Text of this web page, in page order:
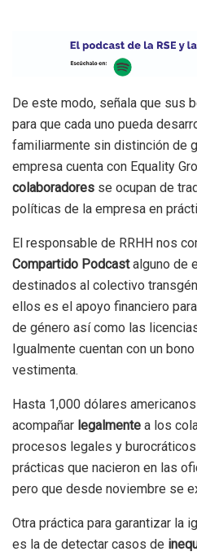
De este modo, señala que sus
para que cada uno pueda
familiarmente sin distinción de
empresa cuenta con Equality
colaboradores se ocupan de
políticas de la empresa en
El responsable de RRHH nos
Compartido Podcastalguno de
destinados al colectivo
ellos es el apoyo financiero
de género así como las
Igualmente cuentan con un
vestimenta.
Hasta 1,000 dólares
acompañar legalmente a los
procesos legales y
prácticas que nacieron en las
pero que desde noviembre se
Otra práctica para garantizar la
es la de detectar casos de